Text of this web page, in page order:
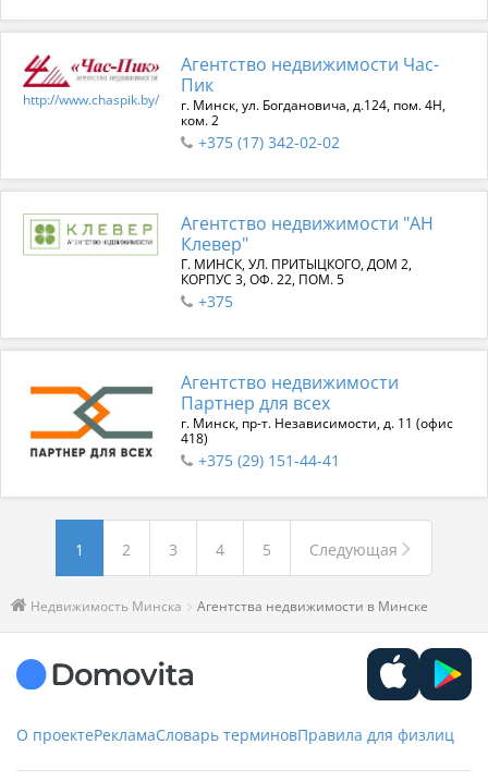
http://www.chaspik.by/
Агентство недвижимости Час-
Пик
г. Минск, ул. Богдановича, д.124, пом. 4Н,
ком. 2
+375 (17) 342-02-02
Агентство недвижимости "АН
Клевер"
Г. МИНСК, УЛ. ПРИТЫЦКОГО, ДОМ 2,
КОРПУС 3, ОФ. 22, ПОМ. 5
+375
Агентство недвижимости
Партнер для всех
г. Минск, пр-т. Независимости, д. 11 (офис
418)
+375 (29) 151-44-41
1 2 3 4 5 Следующая
Недвижимость Минска Агентства недвижимости в Минске
О проектеРекламаСловарь терминовПравила для физлиц